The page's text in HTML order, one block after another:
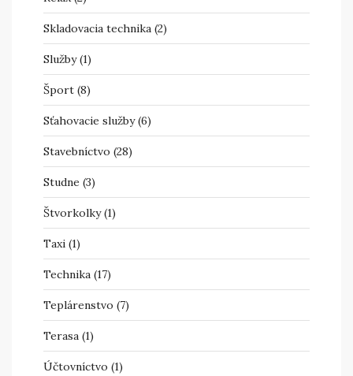
Skladovacia technika (2)
Služby(1)
Šport (8)
Sťahovacie služby(6)
Stavebníctvo (28)
Studne (3)
Štvorkolky(1)
Taxi (1)
Technika (17)
Teplárenstvo (7)
Terasa (1)
Účtovníctvo (1)